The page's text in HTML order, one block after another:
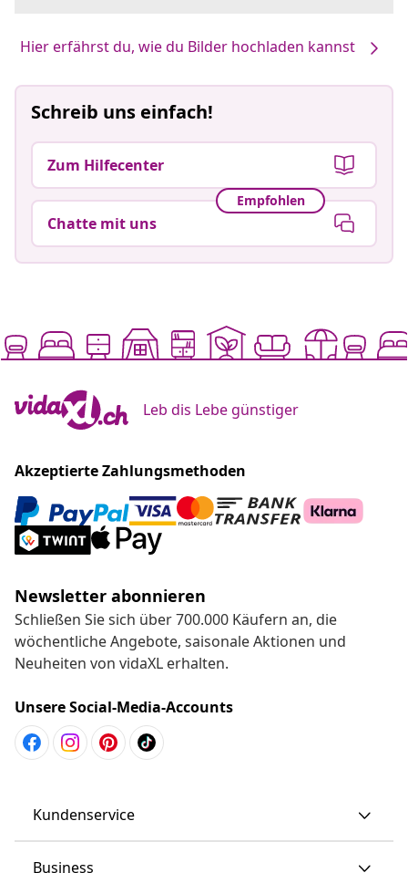
Hier erfährst du, wie du Bilder hochladen kannst
Schreib uns einfach!
Zum Hilfecenter
Empfohlen
Chatte mit uns
Leb dis Lebe günstiger
Akzeptierte Zahlungsmethoden
Newsletter abonnieren
Schließen Sie sich über 700.000 Käufern an, die
wöchentliche Angebote, saisonale Aktionen und
Neuheiten von vidaXL erhalten.
Unsere Social-Media-Accounts
Kundenservice
Business